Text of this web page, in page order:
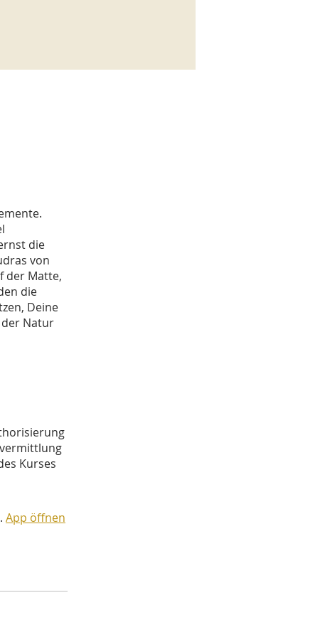
die
von
der Matte,
die
Deine
der Natur
Kurses
App öffnen